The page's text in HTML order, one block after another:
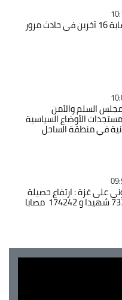
وفاة شخص وإصابة 16 آخرين في حادث مرور
السلم والأمن
الأوضاع السياسية
في منطقة الساحل
على غزة : ارتفاع حصيلة